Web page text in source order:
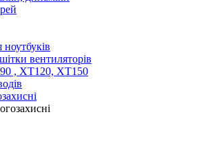
вентиляторів
, XT120, XT150